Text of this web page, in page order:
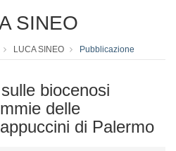
SINEO
LUCA SINEO Pubblicazione
biocenosi
delle
di Palermo